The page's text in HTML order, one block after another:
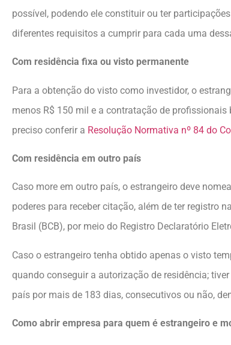
possível, podendo ele constituir ou ter
diferentes requisitos a cumprir para cada uma
Com residência fixa ou visto permanente
Para a obtenção do visto como investidor, o
menos R$ 150 mil e a contratação de
preciso conferir a Resolução Normativa nº 84 do
Com residência em outro país
Caso more em outro país, o estrangeiro deve
poderes para receber citação, além de ter registro
Brasil (BCB), por meio do Registro Declaratório
Caso o estrangeiro tenha obtido apenas o visto
quando conseguir a autorização de residência; tiver
país por mais de 183 dias, consecutivos ou não,
Como abrir empresa para quem é estrangeiro e